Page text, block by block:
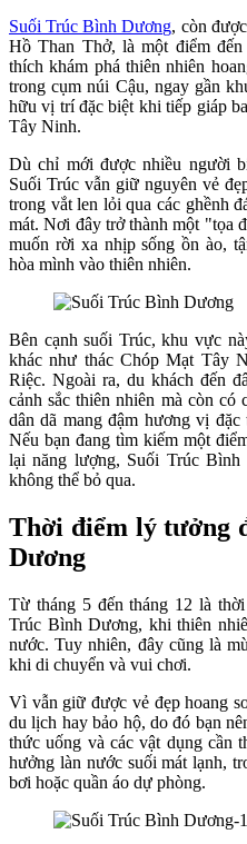
Suối Trúc Bình Dương, còn
Hồ Than Thở, là một điểm
thích khám phá thiên nhiên
trong cụm núi Cậu, ngay gần
hữu vị trí đặc biệt khi tiếp giáp
Tây Ninh.
Dù chỉ mới được nhiều người
Suối Trúc vẫn giữ nguyên vẻ
trong vắt len lỏi qua các ghềnh
mát. Nơi đây trở thành một "tọa
muốn rời xa nhịp sống ồn ào,
hòa mình vào thiên nhiên.
Bên cạnh suối Trúc, khu vực
khác như thác Chóp Mạt Tây
Riệc. Ngoài ra, du khách đến
cảnh sắc thiên nhiên mà còn
dân dã mang đậm hương vị
Nếu bạn đang tìm kiếm một
lại năng lượng, Suối Trúc
không thể bỏ qua.
Thời điểm lý tưởng
Dương
Từ tháng 5 đến tháng 12 là
Trúc Bình Dương, khi thiên
nước. Tuy nhiên, đây cũng là
khi di chuyển và vui chơi.
Vì vẫn giữ được vẻ đẹp hoang
du lịch hay bảo hộ, do đó bạn
thức uống và các vật dụng cần
hưởng làn nước suối mát lạnh,
bơi hoặc quần áo dự phòng.